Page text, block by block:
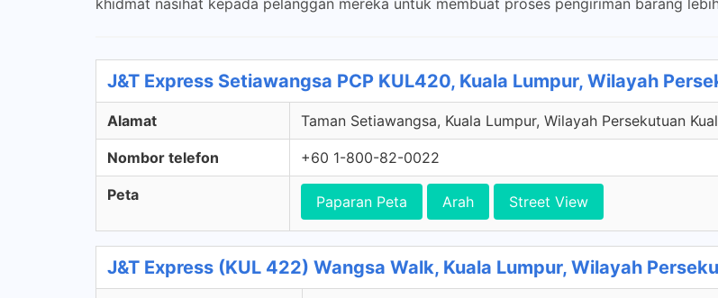
khidmat nasihat kepada pelanggan mereka untuk membuat proses pengiriman barang
J&T Express Setiawangsa PCP KUL420, Kuala Lumpur, Wilayah
Alamat Taman Setiawangsa, Kuala Lumpur, Wilayah Persekutuan
Nombor telefon +60 1-800-82-0022
Peta Paparan Peta Arah Street View
J&T Express (KUL 422) Wangsa Walk, Kuala Lumpur, Wilayah